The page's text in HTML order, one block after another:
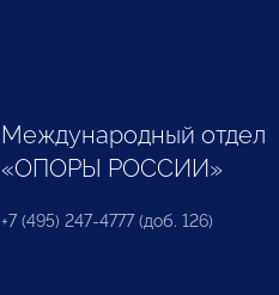
Международный отдел
«ОПОРЫ РОССИИ»
+7 (495) 247-4777 (доб. 126)